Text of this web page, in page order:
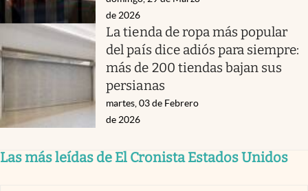
de 2026
La tienda de ropa más popular
del país dice adiós para siempre:
más de 200 tiendas bajan sus
persianas
martes, 03 de Febrero
de 2026
Las más leídas de El Cronista Estados Unidos